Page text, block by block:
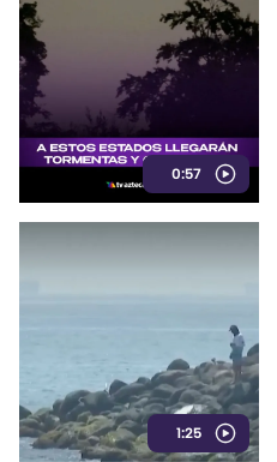
0:57
1:25